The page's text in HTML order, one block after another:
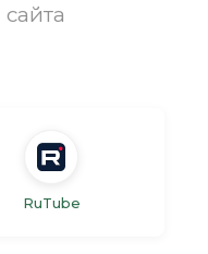
сайта
RuTube